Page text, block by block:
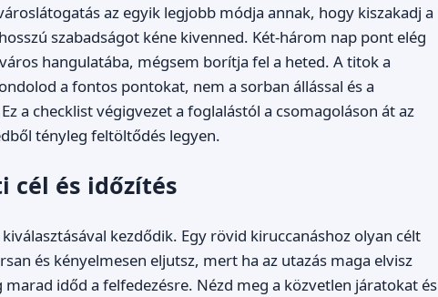
az egyik legjobb módja annak, hogy kiszakadj a
szabadságot kéne kivenned. Két-három nap pont elég
hangulatába, mégsem borítja fel a heted. A titok a
a fontos pontokat, nem a sorban állással és a
a checklist végigvezet a foglalástól a csomagoláson át az
tényleg feltöltődés legyen.
cél és időzítés
kezdődik. Egy rövid kiruccanáshoz olyan célt
és kényelmesen eljutsz, mert ha az utazás maga elvisz
marad időd a felfedezésre. Nézd meg a közvetlen járatokat és